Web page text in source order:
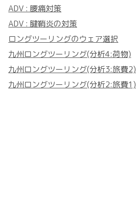
ADV : 腰痛対策
ADV : 腱鞘炎の対策
ロングツーリングのウェア選択
九州ロングツーリング(分析4:荷物)
九州ロングツーリング(分析3:旅費2)
九州ロングツーリング(分析2:旅費1)